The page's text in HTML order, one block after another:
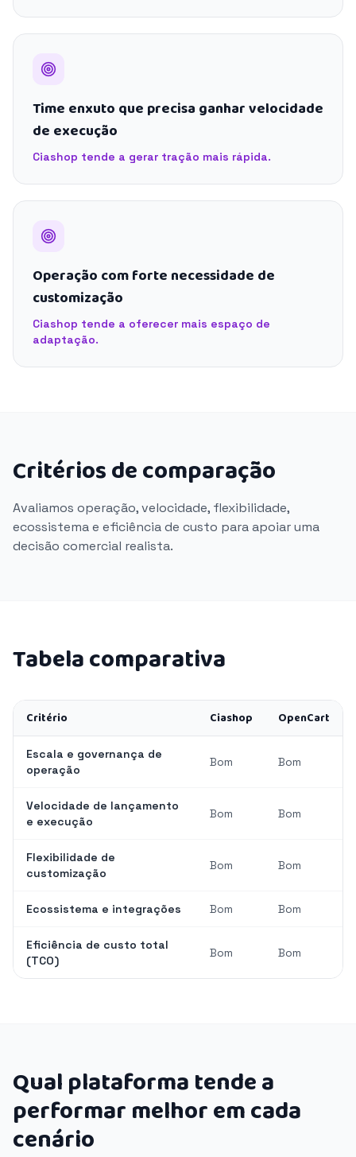
Time enxuto que precisa ganhar velocidade
de execução
Ciashop tende a gerar tração mais rápida.
Operação com forte necessidade de
customização
Ciashop tende a oferecer mais espaço de
adaptação.
Critérios de comparação
Avaliamos operação, velocidade, flexibilidade,
ecossistema e eficiência de custo para apoiar uma
decisão comercial realista.
Tabela comparativa
Critério Ciashop OpenCart
Escala e governança de
operação
Bom Bom
Velocidade de lançamento
e execução
Bom Bom
Flexibilidade de
customização
Bom Bom
Ecossistema e integrações Bom Bom
Eficiência de custo total
(TCO)
Bom Bom
Qual plataforma tende a
performar melhor em cada
cenário